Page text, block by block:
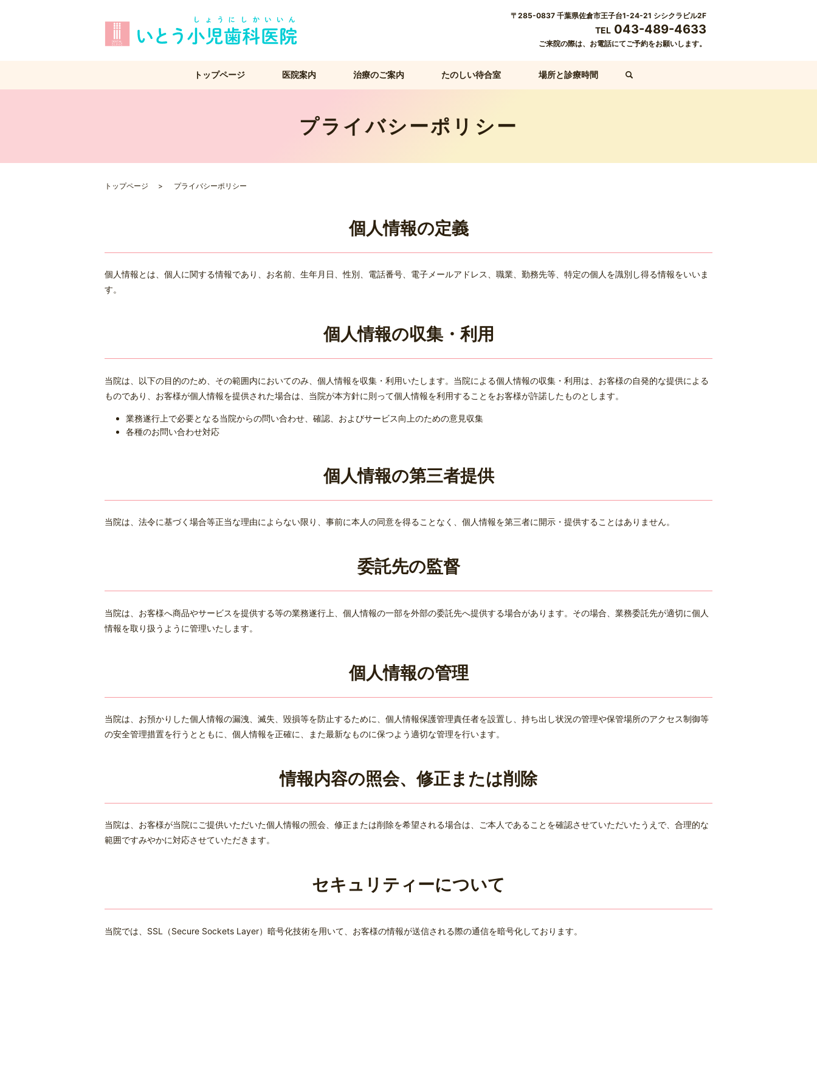
トップページ 医院案内 治療のご案内 たのしい待合室 場所と診療時間
〒285-0837 千葉県佐倉市王子台1-24-21 シシクラビル2F
TEL 043-489-4633
ご来院の際は、お電話にてご予約をお願いします。
プライバシーポリシー
トップページ プライバシーポリシー
個人情報の定義
個人情報とは、個人に関する情報であり、お名前、生年月日、性別、電話番号、電子メールアドレス、職業、勤務先等、特定の個人を識別し得る情報をいいま
す。
個人情報の収集・利用
当院は、以下の目的のため、その範囲内においてのみ、個人情報を収集・利用いたします。当院による個人情報の収集・利用は、お客様の自発的な提供による
ものであり、お客様が個人情報を提供された場合は、当院が本方針に則って個人情報を利用することをお客様が許諾したものとします。
業務遂行上で必要となる当院からの問い合わせ、確認、およびサービス向上のための意見収集
各種のお問い合わせ対応
個人情報の第三者提供
当院は、法令に基づく場合等正当な理由によらない限り、事前に本人の同意を得ることなく、個人情報を第三者に開示・提供することはありません。
委託先の監督
当院は、お客様へ商品やサービスを提供する等の業務遂行上、個人情報の一部を外部の委託先へ提供する場合があります。その場合、業務委託先が適切に個人
情報を取り扱うように管理いたします。
個人情報の管理
当院は、お預かりした個人情報の漏洩、滅失、毀損等を防止するために、個人情報保護管理責任者を設置し、持ち出し状況の管理や保管場所のアクセス制御等
の安全管理措置を行うとともに、個人情報を正確に、また最新なものに保つよう適切な管理を行います。
情報内容の照会、修正または削除
当院は、お客様が当院にご提供いただいた個人情報の照会、修正または削除を希望される場合は、ご本人であることを確認させていただいたうえで、合理的な
範囲ですみやかに対応させていただきます。
セキュリティーについて
当院では、SSL（Secure Sockets Layer）暗号化技術を用いて、お客様の情報が送信される際の通信を暗号化しております。